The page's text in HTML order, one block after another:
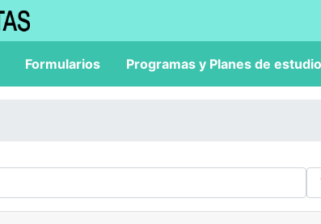
Formularios Programas y Planes de estudio